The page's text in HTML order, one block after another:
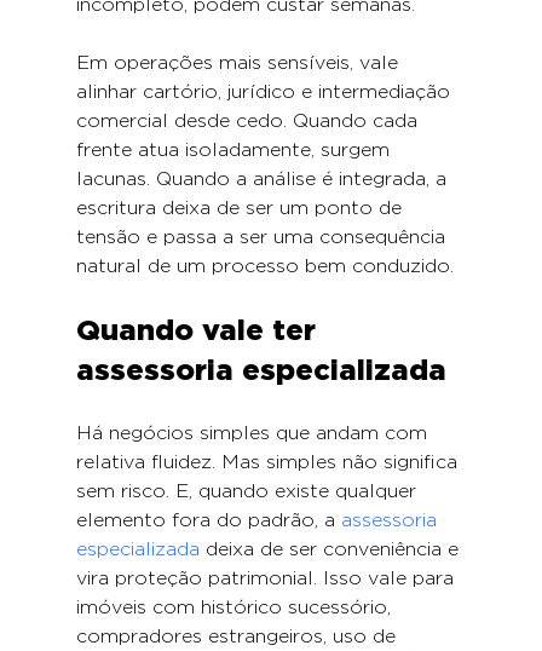
Em operações mais sensíveis, vale
alinhar cartório, jurídico e intermediação
comercial desde cedo. Quando cada
frente atua isoladamente, surgem
lacunas. Quando a análise é integrada, a
escritura deixa de ser um ponto de
tensão e passa a ser uma consequência
natural de um processo bem conduzido.
Quando vale ter
assessoria especializada
Há negócios simples que andam com
relativa fluidez. Mas simples não significa
sem risco. E, quando existe qualquer
elemento fora do padrão, a assessoria
especializada deixa de ser conveniência e
vira proteção patrimonial. Isso vale para
imóveis com histórico sucessório,
compradores estrangeiros, uso de